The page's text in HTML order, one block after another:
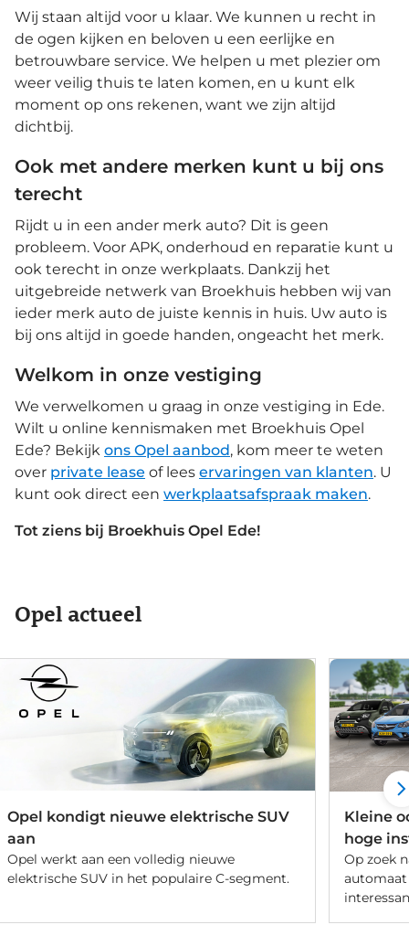
Stabiliteits Programma • Extra getint glas • Hill hold
functie • Hoofd airbag(s) voor • Keyless entry/start •
LED dagrijverlichting • LED koplampen •
Parkeersensor achter • Parkeersensor voor •
Passagiersairbag • Regensensor • Rijstrooksensor
met correctie • Stuurbekrachtiging
snelheidsafhankelijk • Verkeersbord detectie •
Vermoeidheids herkenning • Zij airbag(s) voor
Wij staan altijd voor u klaar. We kunnen u recht in
de ogen kijken en beloven u een eerlijke en
betrouwbare service. We helpen u met plezier om
weer veilig thuis te laten komen, en u kunt elk
moment op ons rekenen, want we zijn altijd
dichtbij.
Ook met andere merken kunt u bij ons
terecht
Rijdt u in een ander merk auto? Dit is geen
probleem. Voor APK, onderhoud en reparatie kunt u
ook terecht in onze werkplaats. Dankzij het
uitgebreide netwerk van Broekhuis hebben wij van
ieder merk auto de juiste kennis in huis. Uw auto is
bij ons altijd in goede handen, ongeacht het merk.
Welkom in onze vestiging
We verwelkomen u graag in onze vestiging in Ede.
Wilt u online kennismaken met Broekhuis Opel
Ede? Bekijk ons Opel aanbod, kom meer te weten
over private lease of lees ervaringen van klanten. U
kunt ook direct een werkplaatsafspraak maken.
Tot ziens bij Broekhuis Opel Ede!
Opel actueel
Opel kondigt nieuwe elektrische SUV
aan
Opel werkt aan een volledig nieuwe
elektrische SUV in het populaire C-segment.
Kleine
hoge
Op zoek